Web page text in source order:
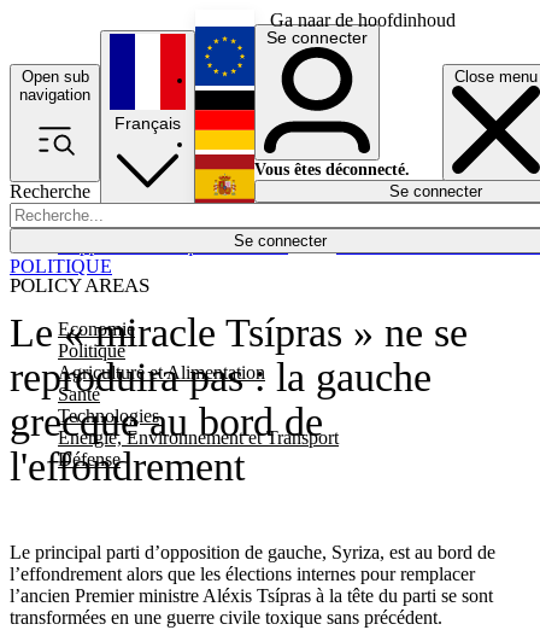
Ga naar de hoofdinhoud
Open sub
navigation
Close menu
Recherche
Se connecter
POLICY AREAS
Economie
Politique
Agriculture et Alimentation
Santé
Technologies
Energie, Environnement et Transport
Défense
Économie
Français
English
Deutsch
Español
Se connecter
Vous êtes déconnecté.
Se connecter
Le « miracle Tsípras » ne se
reproduira pas : la gauche
grecque au bord de
l'effondrement
Le principal parti d’opposition de gauche, Syriza, est au bord de
l’effondrement alors que les élections internes pour remplacer
l’ancien Premier ministre Aléxis Tsípras à la tête du parti se sont
transformées en une guerre civile toxique sans précédent.
POLITIQUE